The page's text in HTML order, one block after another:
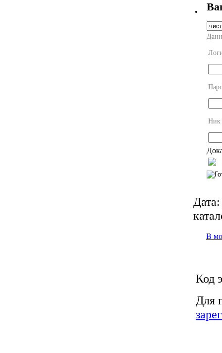
•
Ник
Дата:
В
Код
Для